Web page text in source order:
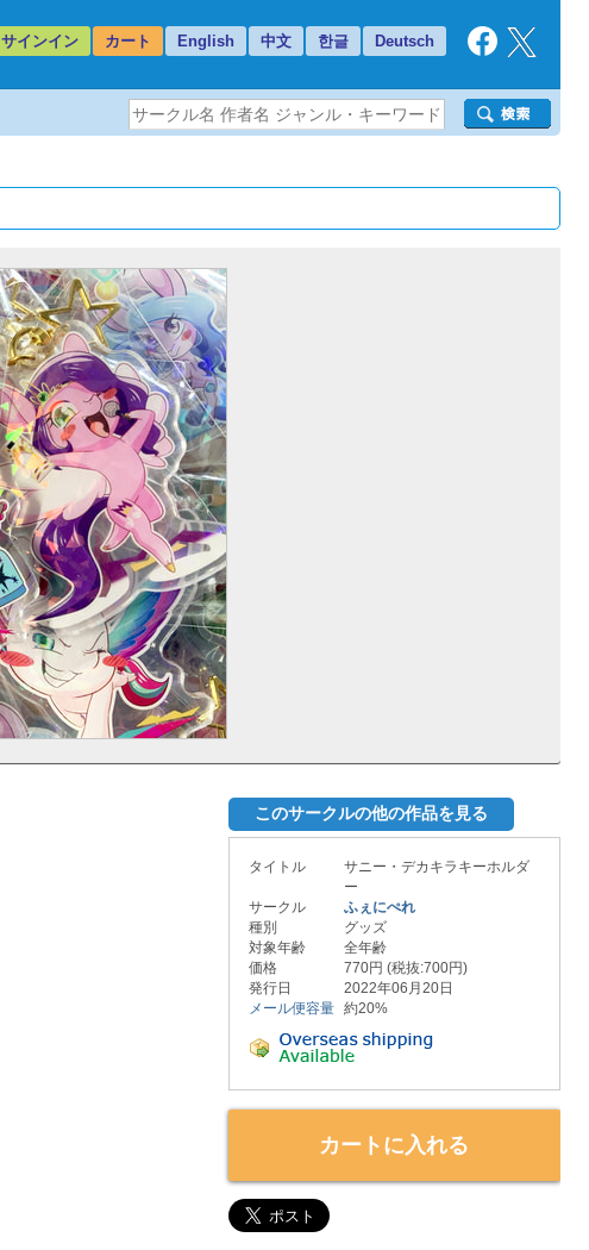
サインイン カート English 中文 한글 Deutsch
このサークルの他の作品を見る
タイトル
サニー・デカキラキーホルダ
ー
サークル
ふぇにぺれ
種別
グッズ
対象年齢
全年齢
価格
770円 (税抜:700円)
発行日
2022年06月20日
メール便容量 約20%
カートに入れる